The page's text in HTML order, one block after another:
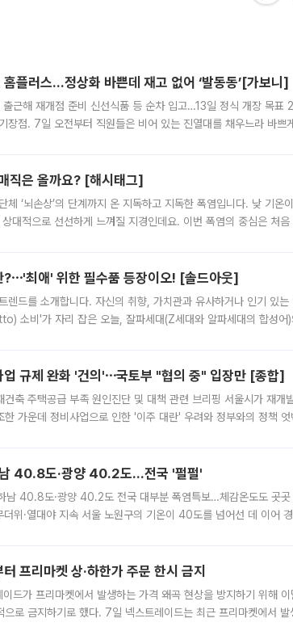
플러스…정상화 바쁜데 재고 없어 ‘발동동’[가보니]
근해 재개점 준비 신선식품 등 순차 입고…13일 정식 개장 목표
장점. 7일 오전부터 직원들은 비어 있는 진열대를 채우느라 바쁘
직은 올까요? [해시태그]
체 ‘뇌손상’의 단계까지 온 지독하고 지독한 폭염입니다. 낮 기
대적으로 선선하게 느껴질 지경인데요. 이번 폭염의 중심은 처
?⋯'최애' 위한 필수품 등장이오! [솔드아웃]
렌드를 소개합니다. 자신의 취향, 가치관과 유사하거나 인기 있
소비'가 자리 잡은 오늘, 잘파세대(Z세대와 알파세대의 합성어)
업 규제 완화 '건의'⋯국토부 "협의 중" 입장만 [종합]
건축 주택공급 부족 원인진단 및 대책 관련 브리핑 서울시가 재개
가운데 정비사업으로 인한 '이주 대란' 우려와 정부와의 정책
40.8도·광양 40.2도…전국 '펄펄'
남 40.8도·광양 40.2도 전국 대부분 폭염특보…체감온도도 곳
위·열대야 지속 서울 노원구의 기온이 40도를 넘어선 데 이어
프리마켓 상·하한가 주문 한시 금지
드가 프리마켓에서 발생하는 가격 왜곡 현상을 방지하기 위해
으로 금지하기로 했다. 7일 넥스트레이드는 최근 프리마켓에서 발